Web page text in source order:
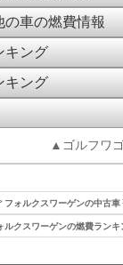
車の燃費情報
キング
キング
▲ゴルフワ
フォルクスワーゲンの中古車
ルクスワーゲンの燃費ランキ